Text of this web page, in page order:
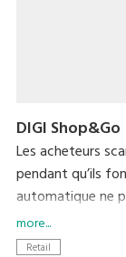
DIGI Shop&Go
Les acheteurs
pendant qu’ils
automatique ne
Shop&Go
considérablement
more...
Retail